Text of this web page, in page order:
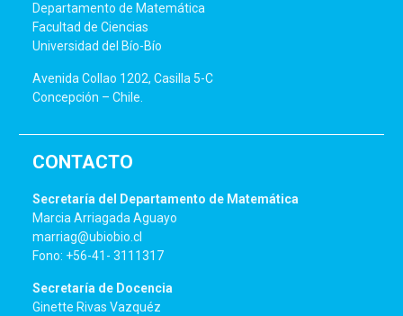
Departamento de Matemática
Facultad de Ciencias
Universidad del Bío-Bío
Avenida Collao 1202, Casilla 5-C
Concepción – Chile.
CONTACTO
Secretaría del Departamento de Matemática
Marcia Arriagada Aguayo
marriag@ubiobio.cl
Fono: +56-41- 3111317
Secretaría de Docencia
Ginette Rivas Vazquéz